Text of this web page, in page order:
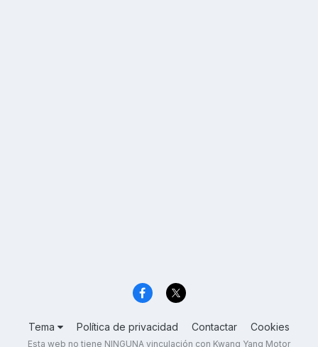
Tema Política de privacidad Contactar Cookies
Esta web no tiene NINGUNA vinculación con Kwang Yang Motor